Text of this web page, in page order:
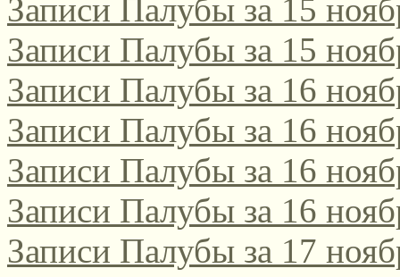
Записи Палубы за 15
Записи Палубы за 15
Записи Палубы за 16
Записи Палубы за 16
Записи Палубы за 16
Записи Палубы за 16
Записи Палубы за 17